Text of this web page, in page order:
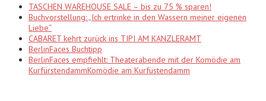
TASCHEN WAREHOUSE SALE – bis zu 75 % sparen!
Buchvorstellung: „Ich ertrinke in den Wassern meiner eigenen
Liebe“
CABARET kehrt zurück ins TIPI AM KANZLERAMT
BerlinFaces Buchtipp
BerlinFaces empfiehlt: Theaterabende mit der Komödie am
KurfürstendammKomödie am Kurfüstendamm